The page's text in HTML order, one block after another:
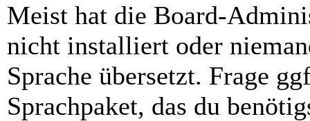
Meist hat die Board-
nicht installiert oder
Sprache übersetzt. Frage
Sprachpaket, das du